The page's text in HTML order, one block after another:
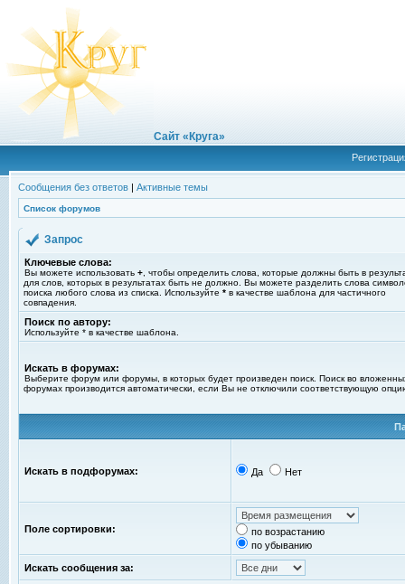
Сайт «Круга»
Сообщения без ответов | Активные темы
Список форумов
Запрос
Ключевые слова:
Вы можете использовать + , чтобы определить слова, которые должны быть в
для слов, которых в результатах быть не должно. Вы можете разделить слова
поиска любого слова из списка. Используйте * в качестве шаблона для частичного
совпадения.
Поиск по автору:
Используйте * в качестве шаблона.
Искать в форумах:
Выберите форум или форумы, в которых будет произведен поиск. Поиск во
форумах производится автоматически, если Вы не отключили соответствующую
Искать в подфорумах: Да Нет
Поле сортировки:
по возрастанию
по убыванию
Искать сообщения за: